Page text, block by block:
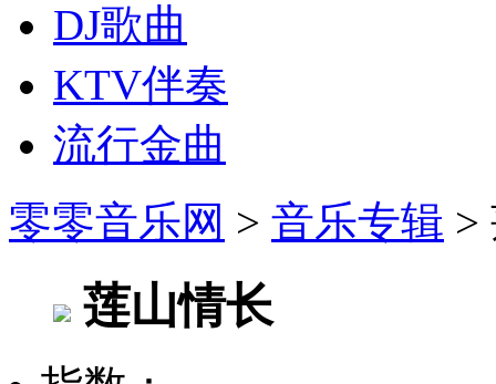
DJ歌曲
KTV伴奏
流行金曲
零零音乐网 > 音乐专辑 >
莲山情长